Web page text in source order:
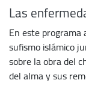
Las
En este
sufismo islámico
sobre la obra del
del alma y sus